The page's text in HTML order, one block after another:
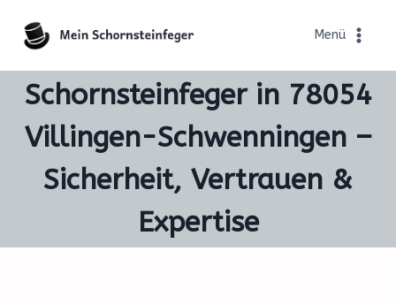
Inhalt
Menü
Schornsteinfeger in 78054
Villingen-Schwenningen –
Sicherheit, Vertrauen &
Expertise